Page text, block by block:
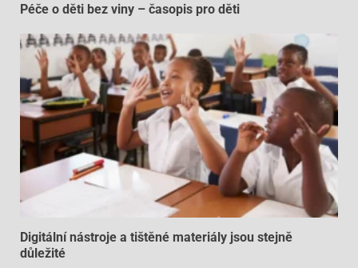
Péče o děti bez viny – časopis pro děti
Digitální nástroje a tištěné materiály jsou stejně
důležité